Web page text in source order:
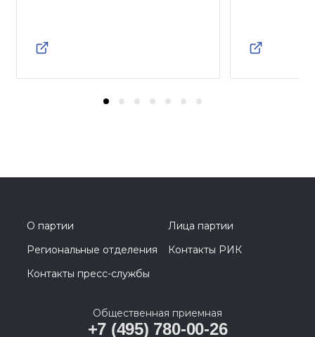
О партии
Лица партии
Региональные отделения
Контакты РИК
Контакты пресс-службы
Общественная приемная
+7 (495) 780-00-26